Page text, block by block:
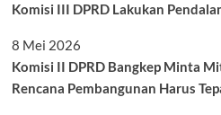
Komisi III DPRD Lakukan
8 Mei 2026
Komisi II DPRD Bangkep Minta
Rencana Pembangunan Harus